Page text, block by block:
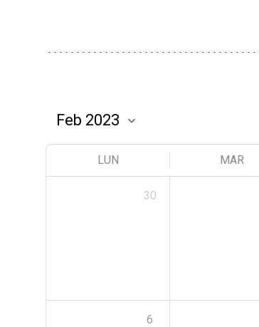
LUN MAR
30
6